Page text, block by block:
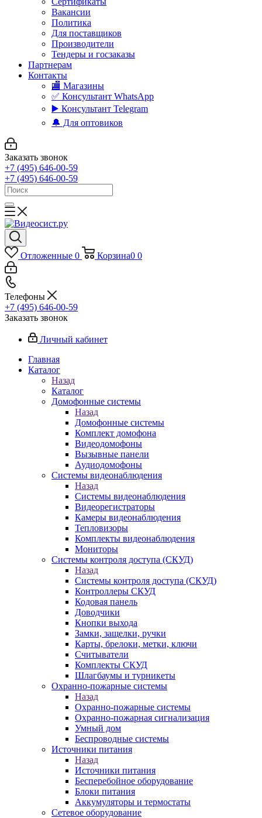
Вакансии
Политика
Для поставщиков
Производители
Тендеры и госзаказы
Партнерам
Контакты
🏬 Магазины
✅️ Консультант WhatsApp
▶️ Консультант Telegram
🔔 Для оптовиков
Заказать звонок
+7 (495) 646-00-59
+7 (495) 646-00-59
Отложенные 0 Корзина0 0
Телефоны
+7 (495) 646-00-59
Заказать звонок
Личный кабинет
Главная
Каталог
Назад
Каталог
Домофонные системы
Назад
Домофонные системы
Комплект домофона
Видеодомофоны
Вызывные панели
Аудиодомофоны
Системы видеонаблюдения
Назад
Системы видеонаблюдения
Видеорегистраторы
Камеры видеонаблюдения
Тепловизоры
Комплекты видеонаблюдения
Мониторы
Системы контроля доступа (СКУД)
Назад
Системы контроля доступа (СКУД)
Контроллеры СКУД
Кодовая панель
Доводчики
Кнопки выхода
Замки, защелки, ручки
Карты, брелоки, метки, ключи
Считыватели
Комплекты СКУД
Шлагбаумы и турникеты
Охранно-пожарные системы
Назад
Охранно-пожарные системы
Охранно-пожарная сигнализация
Умный дом
Беспроводные системы
Источники питания
Назад
Источники питания
Бесперебойное оборудование
Блоки питания
Аккумуляторы и термостаты
Сетевое оборудование